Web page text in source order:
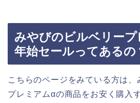
みやびのビルベリー
年始セールってあるの
こちらのページをみている方は、
プレミアムαの商品をお安く購入